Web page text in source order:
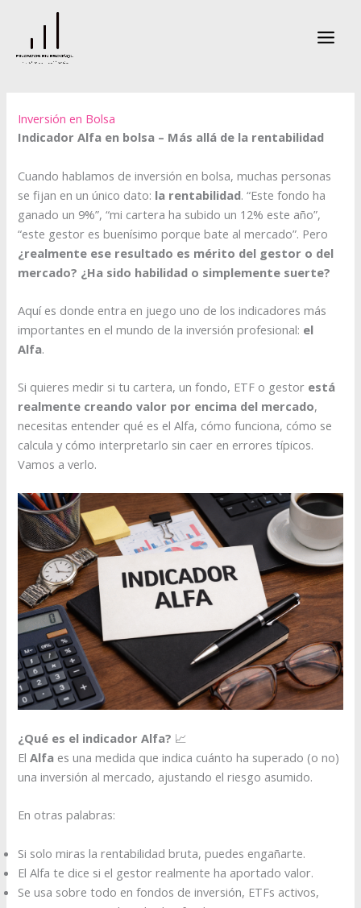
contenido
Inversión en Bolsa
Indicador Alfa en bolsa – Más allá de la rentabilidad
Cuando hablamos de inversión en bolsa, muchas personas
se fijan en un único dato: la rentabilidad. “Este fondo ha
ganado un 9%”, “mi cartera ha subido un 12% este año”,
“este gestor es buenísimo porque bate al mercado”. Pero
¿realmente ese resultado es mérito del gestor o del
mercado? ¿Ha sido habilidad o simplemente suerte?
Aquí es donde entra en juego uno de los indicadores más
importantes en el mundo de la inversión profesional: el
Alfa.
Si quieres medir si tu cartera, un fondo, ETF o gestor está
realmente creando valor por encima del mercado,
necesitas entender qué es el Alfa, cómo funciona, cómo se
calcula y cómo interpretarlo sin caer en errores típicos.
Vamos a verlo.
¿Qué es el indicador Alfa? 📈
ElAlfa es una medida que indica cuánto ha superado (o no)
una inversión al mercado, ajustando el riesgo asumido.
En otras palabras:
Si solo miras la rentabilidad bruta, puedes engañarte.
El Alfa te dice si el gestor realmente ha aportado valor.
Se usa sobre todo en fondos de inversión, ETFs activos,